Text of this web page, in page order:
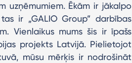
uzņēmumiem. Ēkām ir jākalpo
ir „GALIO Group” darbības
Vienlaikus mums šis ir īpašs
projekts Latvijā. Pielietojot
mūsu mērķis ir nodrošināt